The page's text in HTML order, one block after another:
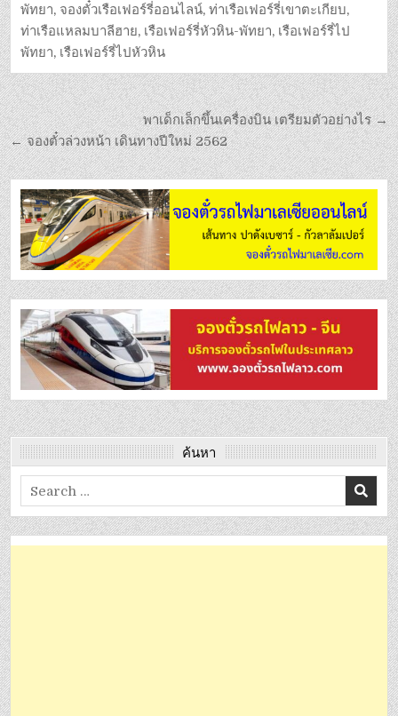
พัทยา, จองตั๋วเรือเฟอร์รี่ออนไลน์,ท่าเรือเฟอร์รี่เขาตะเกียบ,
ท่าเรือแหลมบาลีฮาย, เรือเฟอร์รี่หัวหิน-พัทยา, เรือเฟอร์รี่ไป
พัทยา, เรือเฟอร์รี่ไปหัวหิน
พาเด็กเล็กขึ้นเครื่องบิน เตรียมตัวอย่างไร →
← จองตั๋วล่วงหน้า เดินทางปีใหม่ 2562
ค้นหา
Search
for: